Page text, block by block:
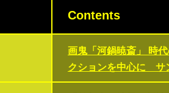
Contents
画鬼「河鍋暁斎」 時
クションを中心に